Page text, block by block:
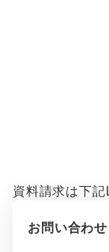
資料請求は下記
お問い合わせ